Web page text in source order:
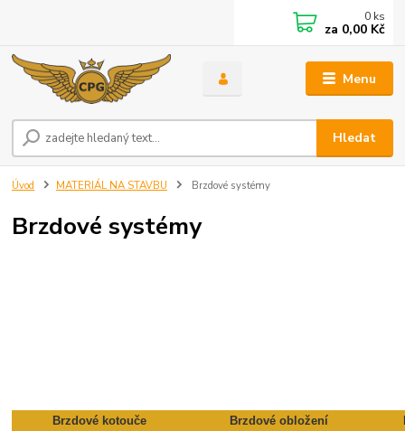
Menu
Hledat
0 ks
za 0,00 Kč
Úvod MATERIÁL NA STAVBU Brzdové systémy
Brzdové systémy
Brzdové kotouče Brzdové obložení